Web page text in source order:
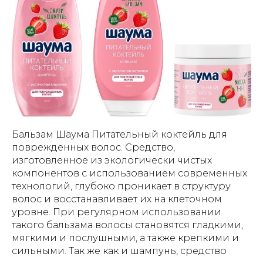
Бальзам Шаума Питательный коктейль для
поврежденных волос. Средство,
изготовленное из экологически чистых
компонентов с использованием современных
технологий, глубоко проникает в структуру
волос и восстанавливает их на клеточном
уровне. При регулярном использовании
такого бальзама волосы становятся гладкими,
мягкими и послушными, а также крепкими и
сильными. Так же как и шампунь, средство